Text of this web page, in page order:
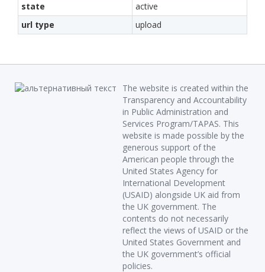
state
active
url type
upload
The website is created within the
Transparency and Accountability
in Public Administration and
Services Program/TAPAS. This
website is made possible by the
generous support of the
American people through the
United States Agency for
International Development
(USAID) alongside UK aid from
the UK government. The
contents do not necessarily
reflect the views of USAID or the
United States Government and
the UK government’s official
policies.